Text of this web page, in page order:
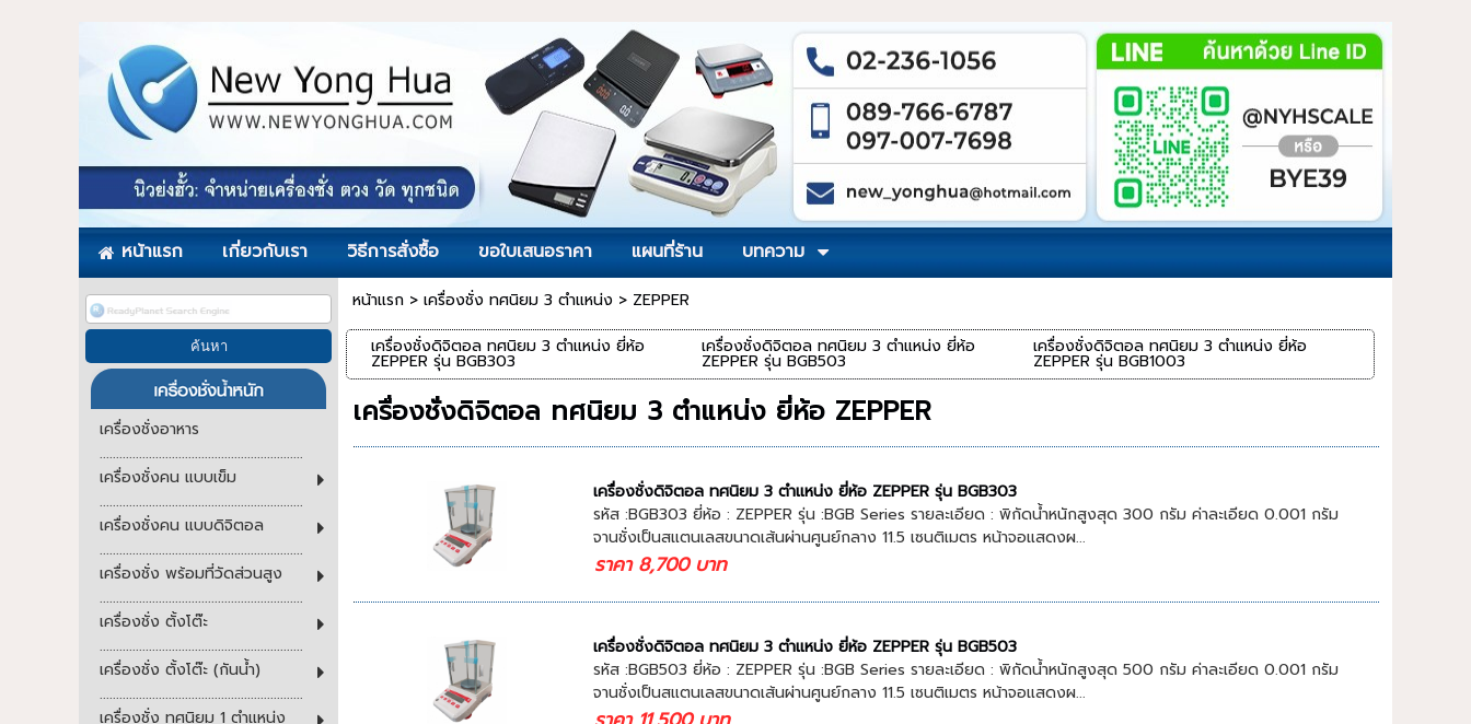
หน้าแรก เกี่ยวกับเรา วิธีการสั่งซื้อ ขอใบเสนอราคา แผนที่ร้าน บทความ
เครื่องชั่งอาหาร
..............................................................
เครื่องชั่งคน แบบเข็ม
..............................................................
เครื่องชั่งคน แบบดิจิตอล
..............................................................
เครื่องชั่ง พร้อมที่วัดส่วนสูง
..............................................................
เครื่องชั่ง ตั้งโต๊ะ
..............................................................
เครื่องชั่ง ตั้งโต๊ะ (กันน้ำ)
..............................................................
เครื่องชั่ง ทศนิยม 1 ตำแหน่ง
หน้าแรก> เครื่องชั่ง ทศนิยม 3 ตำแหน่ง > ZEPPER
เครื่องชั่งดิจิตอล ทศนิยม 3 ตำแหน่ง ยี่ห้อ
ZEPPER รุ่น BGB303
เครื่องชั่งดิจิตอล ทศนิยม 3 ตำแหน่ง ยี่ห้อ
ZEPPER รุ่น BGB503
เครื่องชั่งดิจิตอล ทศนิยม 3 ตำแหน่ง ยี่ห้อ
ZEPPER รุ่น BGB1003
เครื่องชั่งดิจิตอล ทศนิยม 3 ตำแหน่ง ยี่ห้อ ZEPPER
เครื่องชั่งดิจิตอล ทศนิยม 3 ตำแหน่ง ยี่ห้อ ZEPPER รุ่น BGB303
รหัส :BGB303 ยี่ห้อ : ZEPPER รุ่น :BGB Series รายละเอียด : พิกัดน้ำหนักสูงสุด 300 กรัม ค่าละเอียด 0.001 กรัม
จานชั่งเป็นสแตนเลสขนาดเส้นผ่านศูนย์กลาง 11.5 เซนติเมตร หน้าจอแสดงผ...
ราคา 8,700 บาท
เครื่องชั่งดิจิตอล ทศนิยม 3 ตำแหน่ง ยี่ห้อ ZEPPER รุ่น BGB503
รหัส :BGB503 ยี่ห้อ : ZEPPER รุ่น :BGB Series รายละเอียด : พิกัดน้ำหนักสูงสุด 500 กรัม ค่าละเอียด 0.001 กรัม
จานชั่งเป็นสแตนเลสขนาดเส้นผ่านศูนย์กลาง 11.5 เซนติเมตร หน้าจอแสดงผ...